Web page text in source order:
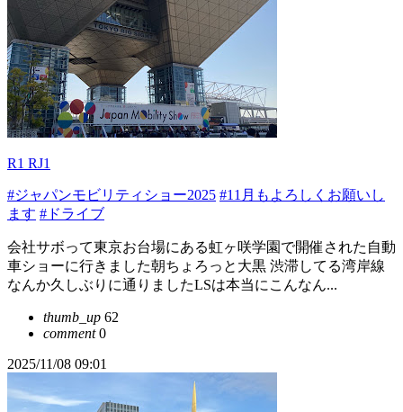
R1 RJ1
#ジャパンモビリティショー2025 #11月もよろしくお願いし
ます #ドライブ
会社サボって東京お台場にある虹ヶ咲学園で開催された自動
車ショーに行きました朝ちょろっと大黒 渋滞してる湾岸線
なんか久しぶりに通りましたLSは本当にこんなん...
thumb_up 62
comment0
2025/11/08 09:01